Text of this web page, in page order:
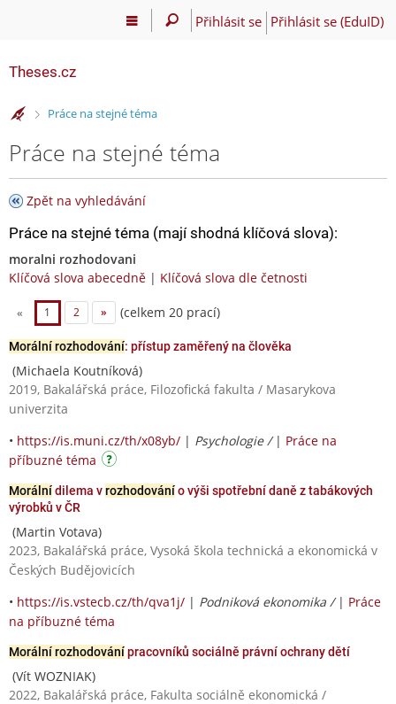
Přihlásit se Přihlásit se (EduID)
Theses.cz
>Práce na stejné téma
Práce na stejné téma
Zpět na vyhledávání
Práce na stejné téma (mají shodná klíčová slova):
moralni rozhodovani
Klíčová slova abecedně | Klíčová slova dle četnosti
« 1 2 » (celkem 20 prací)
Morální rozhodování: přístup zaměřený na člověka
(Michaela Koutníková)
2019, Bakalářská práce, Filozofická fakulta / Masarykova
univerzita
• https://is.muni.cz/th/x08yb/ | Psychologie / | Práce na
příbuzné téma
Morálnídilema vrozhodovánío výši spotřební daně z tabákových
výrobků v ČR
(Martin Votava)
2023, Bakalářská práce, Vysoká škola technická a ekonomická v
Českých Budějovicích
• https://is.vstecb.cz/th/qva1j/ | Podniková ekonomika / | Práce
na příbuzné téma
Morální rozhodovánípracovníků sociálně právní ochrany dětí
(Vít WOZNIAK)
2022, Bakalářská práce, Fakulta sociálně ekonomická /